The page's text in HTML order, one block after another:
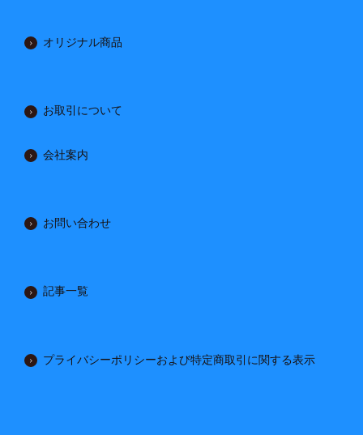
オリジナル商品
お取引について
会社案内
お問い合わせ
記事一覧
プライバシーポリシーおよび特定商取引に関する表示